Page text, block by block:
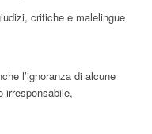
critiche e malelingue
l’ignoranza di alcune
irresponsabile,